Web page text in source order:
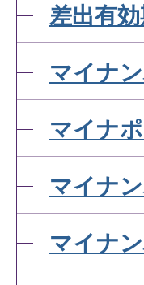
差出有
マイナ
マイナ
マイナ
マイナ